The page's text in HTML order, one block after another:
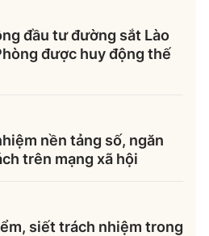
đầu tư đường sắt Lào
được huy động thế
nền tảng số, ngăn
trên mạng xã hội
siết trách nhiệm trong